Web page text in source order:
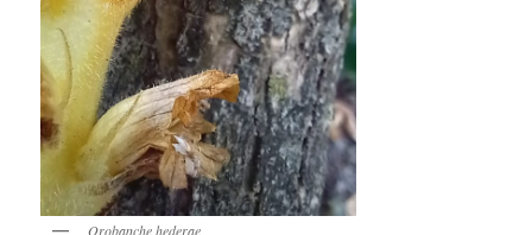
Orobanche hederae